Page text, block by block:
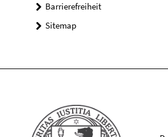
Barrierefreiheit
Sitemap